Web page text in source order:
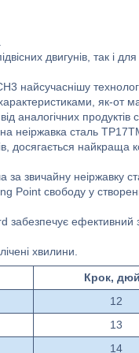
двигунів, так і
найсучаснішу
як-от
аналогічних продуктів
неіржавка сталь
найкраща
звичайну неіржавку
Point свободу у
ефективний
хвилини.
Крок,
12
13
14